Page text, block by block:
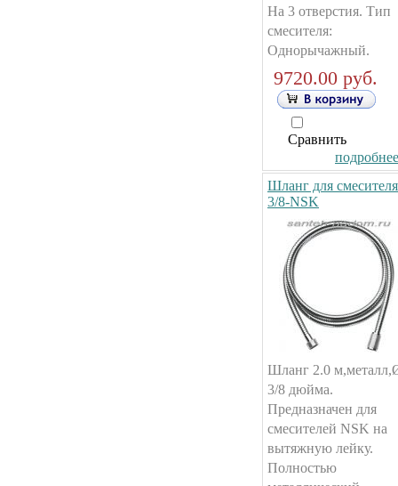
На 3 отверстия. Тип
смесителя:
Однорычажный.
9720.00 руб.
Сравнить
Шланг для смесителя
3/8-NSK
Шланг 2.0
3/8 дюйма.
Предназначен для
смесителей NSK на
вытяжную лейку.
Полностью